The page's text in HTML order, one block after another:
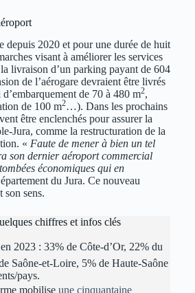
depuis 2020 et pour une durée de huit
visant à améliorer les services
livraison d’un parking payant de 604
de l’aérogare devraient être livrés
de 70 à 480 m2,
de 100 m2…). Dans les prochains
être enclenchés pour assurer la
Jura, comme la restructuration de la
« Faute de mener à bien un tel
son dernier aéroport commercial
économiques qui en
du Jura. Ce nouveau
son sens.
chiffres et infos clés
2023 : 33% de Côte-d’Or, 22% du
Saône-et-Loire, 5% de Haute-Saône
pays.
mobilise une cinquantaine